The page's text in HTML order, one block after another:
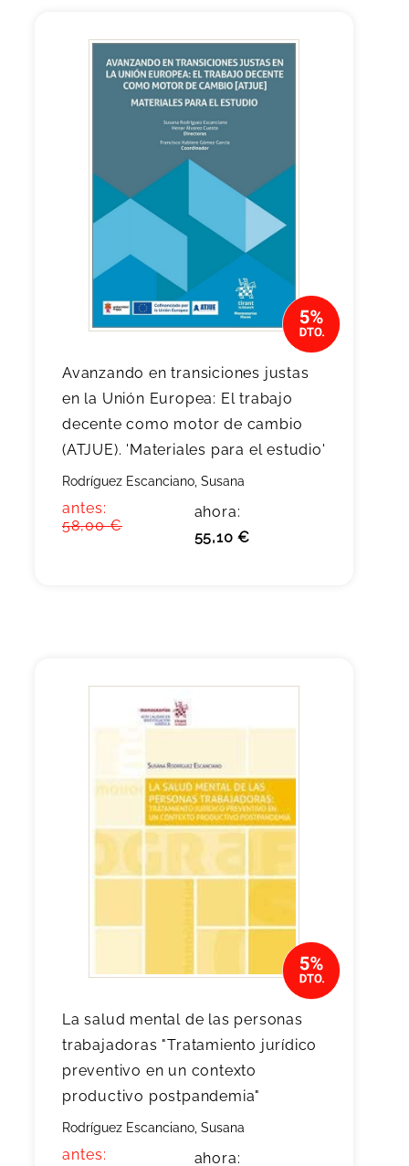
Avanzando en transiciones justas
en la Unión Europea: El trabajo
decente como motor de cambio
(ATJUE). 'Materiales para el estudio'
Rodríguez Escanciano, Susana
antes:
58,00 €
ahora:
55,10 €
La salud mental de las personas
trabajadoras "Tratamiento jurídico
preventivo en un contexto
productivo postpandemia"
Rodríguez Escanciano, Susana
antes:
ahora: